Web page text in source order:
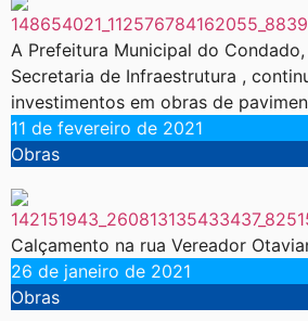
A Prefeitura Municipal do
Secretaria de Infraestrutura ,
investimentos em obras de
11 de fevereiro de 2021
Obras
Calçamento na rua Vereador
26 de janeiro de 2021
Obras